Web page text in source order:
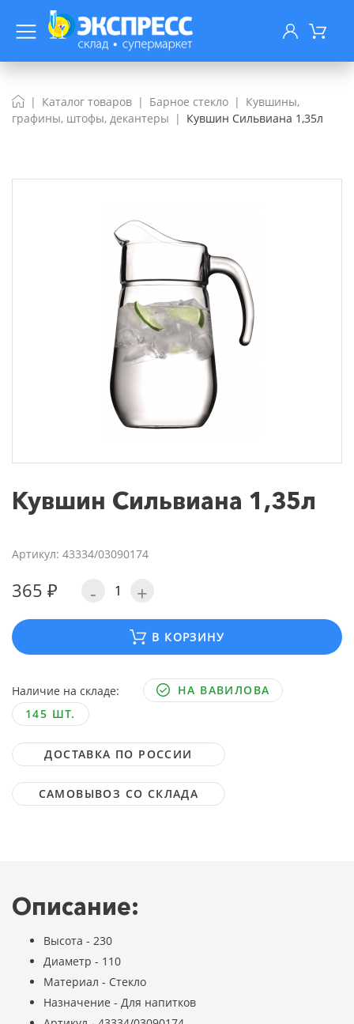
Каталог товаров Барное стекло
Кувшины,
графины, штофы, декантеры
Кувшин Сильвиана 1,35л
Кувшин Сильвиана 1,35л
Артикул: 43334/03090174
365 ₽ - +
В КОРЗИНУ
Наличие на складе:
НА ВАВИЛОВА
145 ШТ.
ДОСТАВКА ПО РОССИИ
САМОВЫВОЗ СО СКЛАДА
Описание:
Высота - 230
Диаметр - 110
Материал - Стекло
Назначение - Для напитков